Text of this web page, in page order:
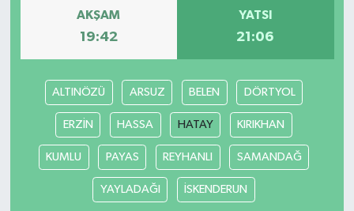
AKŞAM
19:42
YATSI
21:06
ALTINÖZÜ ARSUZ BELEN DÖRTYOL
ERZİN HASSA HATAY KIRIKHAN
KUMLU PAYAS REYHANLI SAMANDAĞ
YAYLADAĞI İSKENDERUN